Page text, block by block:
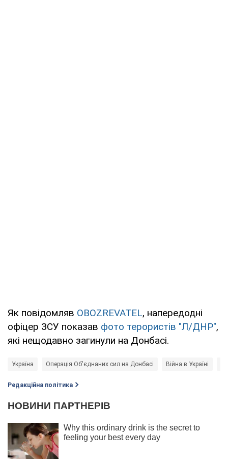
Як повідомляв OBOZREVATEL, напередодні
офіцер ЗСУ показав фото терористів "Л/ДНР",
які нещодавно загинули на Донбасі.
Україна Операція Об'єднаних сил на Донбасі Війна в Україні
Редакційна політика